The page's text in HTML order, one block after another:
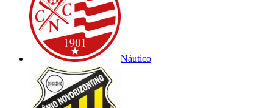
Náutico